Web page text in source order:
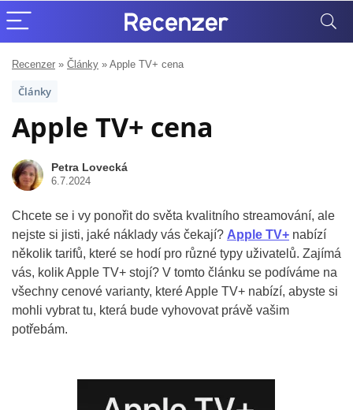
Recenzer » Články » Apple TV+ cena
Články
Apple TV+ cena
Petra Lovecká
6.7.2024
Chcete se i vy ponořit do světa kvalitního streamování, ale
nejste si jisti, jaké náklady vás čekají? Apple TV+ nabízí
několik tarifů, které se hodí pro různé typy uživatelů. Zajímá
vás, kolik Apple TV+ stojí? V tomto článku se podíváme na
všechny cenové varianty, které Apple TV+ nabízí, abyste si
mohli vybrat tu, která bude vyhovovat právě vašim
potřebám.